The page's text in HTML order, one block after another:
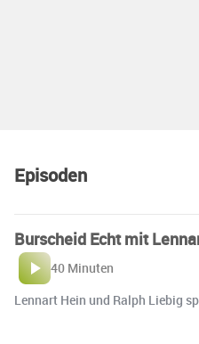
Episoden
Burscheid Echt mit
40 Minuten
Lennart Hein und Ralph Liebig